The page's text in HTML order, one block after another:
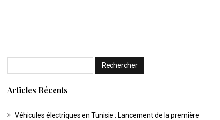
Articles Récents
Véhicules électriques en Tunisie : Lancement de la première